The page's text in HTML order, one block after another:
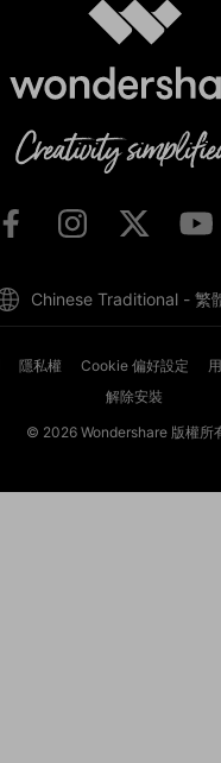
隱私權 Cookie 偏好設定
解除安裝
© 2026 Wondershare 版權所
Chinese Traditional - 繁